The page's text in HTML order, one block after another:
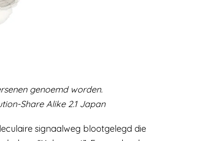
genoemd worden.
Share Alike 2.1 Japan
signaalweg blootgelegd die